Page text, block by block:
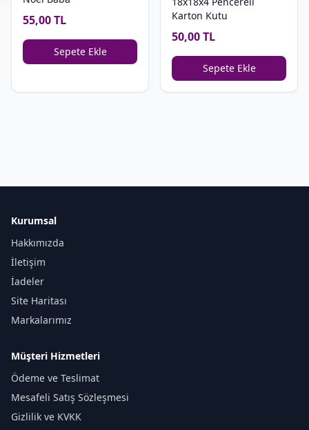
55,00 TL
Sepete Ekle
Karton Kutu
50,00 TL
Sepete Ekle
Kurumsal
Hakkımızda
İletişim
İadeler
Site Haritası
Markalarımız
Müşteri Hizmetleri
Ödeme ve Teslimat
Mesafeli Satış Sözleşmesi
Gizlilik ve KVKK